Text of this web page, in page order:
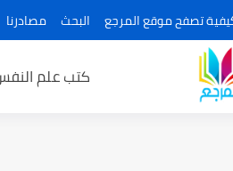
تصفح موقع المرجع البحث مصادرنا
كتب علم